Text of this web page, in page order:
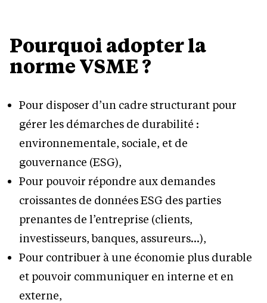
Pourquoi adopter la
norme VSME ?
Pour disposer d’un cadre structurant pour
gérer les démarches de durabilité :
environnementale, sociale, et de
gouvernance (ESG),
Pour pouvoir répondre aux demandes
croissantes de données ESG des parties
prenantes de l’entreprise (clients,
investisseurs, banques, assureurs…),
Pour contribuer à une économie plus durable
et pouvoir communiquer en interne et en
externe,